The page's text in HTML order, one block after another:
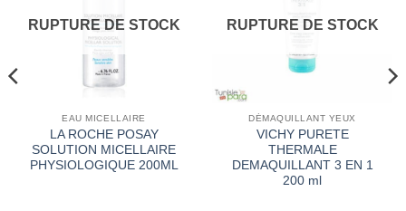
RUPTURE DE STOCK
EAU MICELLAIRE
LA ROCHE POSAY
SOLUTION MICELLAIRE
PHYSIOLOGIQUE 200ML
RUPTURE DE STOCK
DÉMAQUILLANT YEUX
VICHY PURETE
THERMALE
DEMAQUILLANT 3 EN 1
200 ml